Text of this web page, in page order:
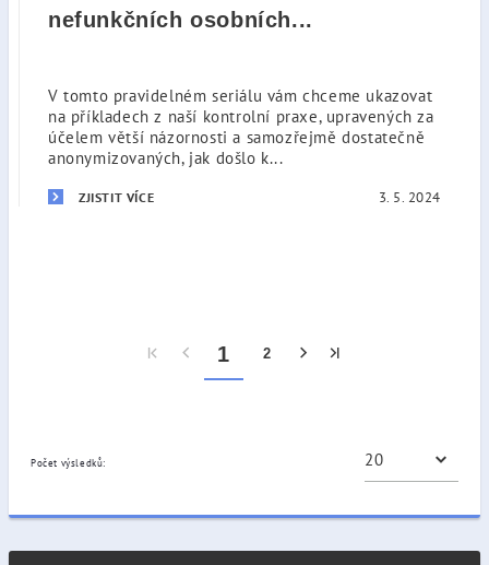
nefunkčních osobních...
V tomto pravidelném seriálu vám chceme ukazovat
na příkladech z naší kontrolní praxe, upravených za
účelem větší názornosti a samozřejmě dostatečně
anonymizovaných, jak došlo k...
ZJISTIT VÍCE 3. 5. 2024
1 2
Počet výsledků: